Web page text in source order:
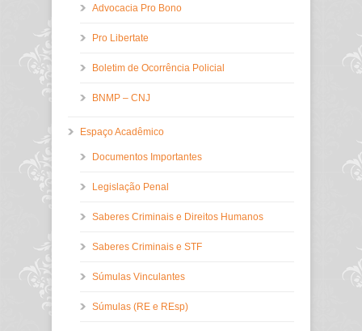
Advocacia Pro Bono
Pro Libertate
Boletim de Ocorrência Policial
BNMP – CNJ
Espaço Acadêmico
Documentos Importantes
Legislação Penal
Saberes Criminais e Direitos Humanos
Saberes Criminais e STF
Súmulas Vinculantes
Súmulas (RE e REsp)